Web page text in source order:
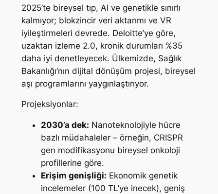
2025’te bireysel tıp, AI ve genetikle sınırlı
kalmıyor; blokzincir veri aktarımı ve VR
iyileştirmeleri devrede. Deloitte’ye göre,
uzaktan izleme 2.0, kronik durumları %35
daha iyi denetleyecek. Ülkemizde, Sağlık
Bakanlığı’nın dijital dönüşüm projesi, bireysel
aşı programlarını yaygınlaştırıyor.
Projeksiyonlar:
2030’a dek: Nanoteknolojiyle hücre
bazlı müdahaleler – örneğin, CRISPR
gen modifikasyonu bireysel onkoloji
profillerine göre.
Erişim genişliği: Ekonomik genetik
incelemeler (100 TL’ye inecek), geniş